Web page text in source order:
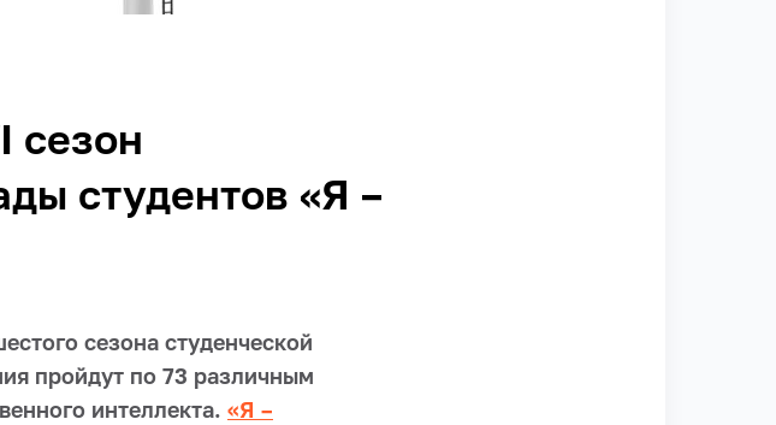
сезон
студентов «Я –
сезона студенческой
пройдут по 73 различным
интеллекта. «Я –